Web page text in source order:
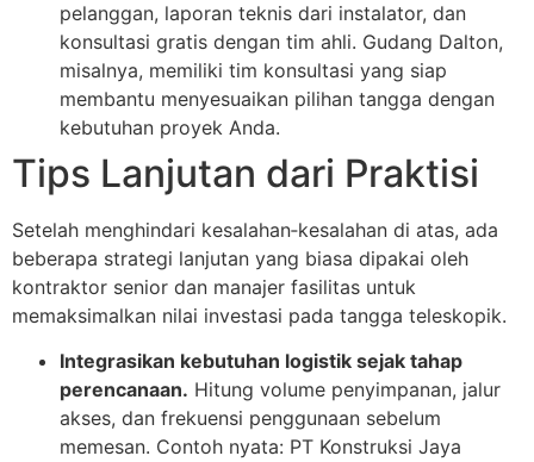
pelanggan, laporan teknis dari instalator, dan
konsultasi gratis dengan tim ahli. Gudang Dalton,
misalnya, memiliki tim konsultasi yang siap
membantu menyesuaikan pilihan tangga dengan
kebutuhan proyek Anda.
Tips Lanjutan dari Praktisi
Setelah menghindari kesalahan‑kesalahan di atas, ada
beberapa strategi lanjutan yang biasa dipakai oleh
kontraktor senior dan manajer fasilitas untuk
memaksimalkan nilai investasi pada tangga teleskopik.
Integrasikan kebutuhan logistik sejak tahap
perencanaan. Hitung volume penyimpanan, jalur
akses, dan frekuensi penggunaan sebelum
memesan. Contoh nyata: PT Konstruksi Jaya